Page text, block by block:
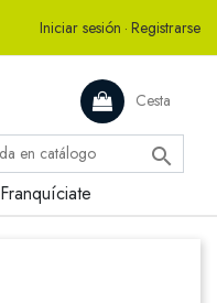
Iniciar sesión · Registrarse
Cesta

Franquíciate